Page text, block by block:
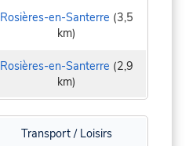
Rosières-en-Santerre (3,5
km)
Rosières-en-Santerre (2,9
km)
Transport / Loisirs